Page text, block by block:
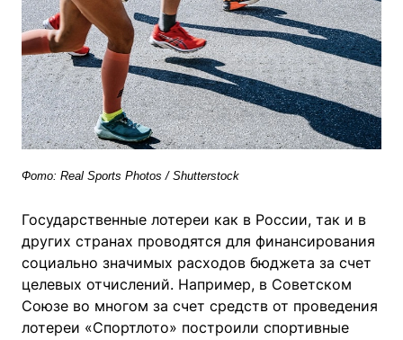
Фото: Real Sports Photos / Shutterstock
Государственные лотереи как в России, так и в
других странах проводятся для финансирования
социально значимых расходов бюджета за счет
целевых отчислений. Например, в Советском
Союзе во многом за счет средств от проведения
лотереи «Спортлото» построили спортивные